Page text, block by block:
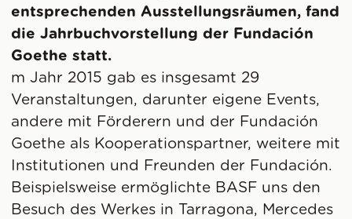
entsprechenden Ausstellungsräumen, fand
die Jahrbuchvorstellung der Fundación
Goethe statt.
m Jahr 2015 gab es insgesamt 29
Veranstaltungen, darunter eigene Events,
andere mit Förderern und der Fundación
Goethe als Kooperationspartner, weitere mit
Institutionen und Freunden der Fundación.
Beispielsweise ermöglichte BASF uns den
Besuch des Werkes in Tarragona, Mercedes